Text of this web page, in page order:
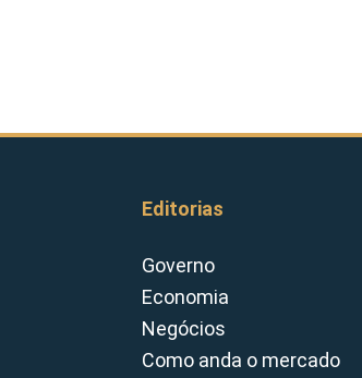
Editorias
Governo
Economia
Negócios
Como anda o mercado